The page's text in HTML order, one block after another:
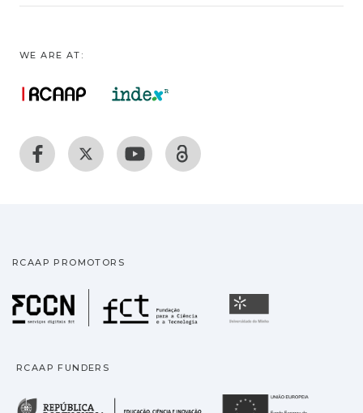
WE ARE AT:
RCAAP PROMOTORS
Fundação para a
RCAAP FUNDERS
República Portuguesa